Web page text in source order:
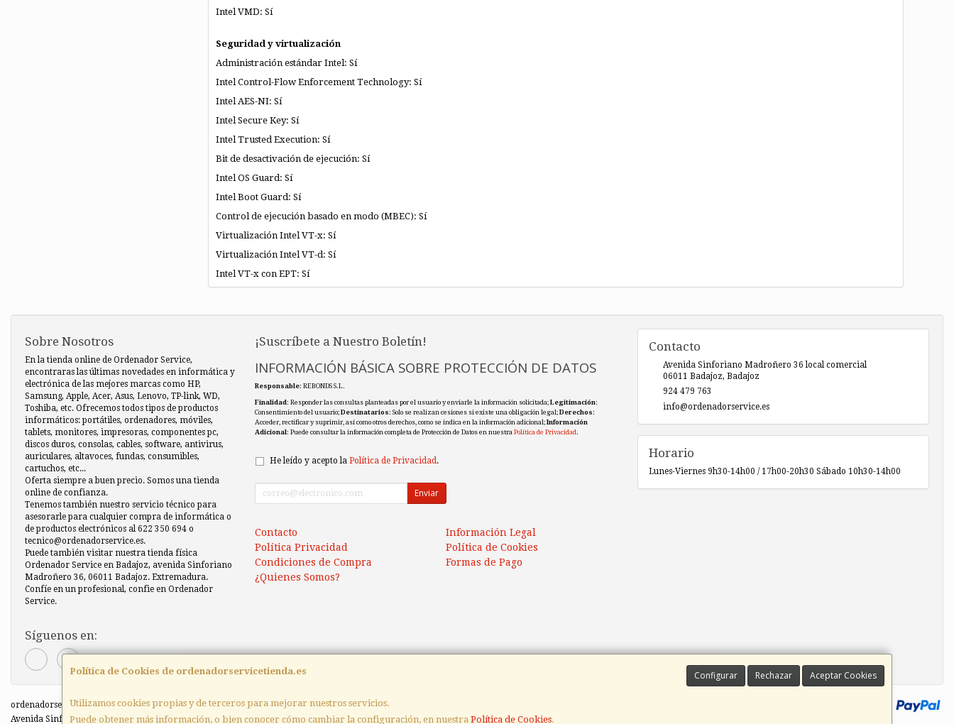
Intel VMD: Sí
Seguridad y virtualización
Administración estándar Intel: Sí
Intel Control-Flow Enforcement Technology: Sí
Intel AES-NI: Sí
Intel Secure Key: Sí
Intel Trusted Execution: Sí
Bit de desactivación de ejecución: Sí
Intel OS Guard: Sí
Intel Boot Guard: Sí
Control de ejecución basado en modo (MBEC): Sí
Virtualización Intel VT-x: Sí
Virtualización Intel VT-d: Sí
Intel VT-x con EPT: Sí
Política de Cookies de ordenadorservicetienda.es Configurar Rechazar Aceptar Cookies
Utilizamos cookies propias y de terceros para mejorar nuestros servicios.
Puede obtener más información, o bien conocer cómo cambiar la configuración, en nuestra Política de Cookies.
Sobre Nosotros
En la tienda online de Ordenador Service,
encontraras las últimas novedades en informática y
electrónica de las mejores marcas como HP,
Samsung, Apple, Acer, Asus, Lenovo, TP-link, WD,
Toshiba, etc. Ofrecemos todos tipos de productos
informáticos: portátiles, ordenadores, móviles,
tablets, monitores, impresoras, componentes pc,
discos duros, consolas, cables, software, antivirus,
auriculares, altavoces, fundas, consumibles,
cartuchos, etc...
Oferta siempre a buen precio. Somos una tienda
online de confianza.
Tenemos también nuestro servicio técnico para
asesorarle para cualquier compra de informática o
de productos electrónicos al 622 350 694 o
tecnico@ordenadorservice.es.
Puede también visitar nuestra tienda física
Ordenador Service en Badajoz, avenida Sinforiano
Madroñero 36, 06011 Badajoz. Extremadura.
Confíe en un profesional, confie en Ordenador
Service.
Síguenos en:
¡Suscríbete a Nuestro Boletín!
INFORMACIÓN BÁSICA SOBRE PROTECCIÓN DE DATOS
Responsable: REBONDS S.L.
Finalidad: Responder las consultas planteadas por el usuario y enviarle la información solicitada;Legitimación:
Consentimiento del usuario;Destinatarios: Solo se realizan cesiones si existe una obligación legal;Derechos:
Acceder, rectificar y suprimir, así como otros derechos, como se indica en la información adicional;Información
Adicional: Puede consultar la información completa de Protección de Datos en nuestraPolítica de Privacidad.
He leído y acepto la Política de Privacidad.
Enviar
Contacto
Información Legal
Política Privacidad
Política de Cookies
Condiciones de Compra
Formas de Pago
¿Quienes Somos?
Contacto
Avenida Sinforiano Madroñero 36 local comercial
06011 Badajoz, Badajoz
924 479 763
info@ordenadorservice.es
Horario
Lunes-Viernes 9h30-14h00 / 17h00-20h30 Sábado 10h30-14h00
ordenadorservicetienda.es © 2026
Avenida Sinforiano Madroñero 36 local comercial, 06011, Badajoz, España. - C.I.F.: B06465835 - Tfno: 924 479 763 / 622 350 694